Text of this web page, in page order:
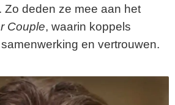
Zo deden ze mee aan het
Couple, waarin koppels
en vertrouwen.